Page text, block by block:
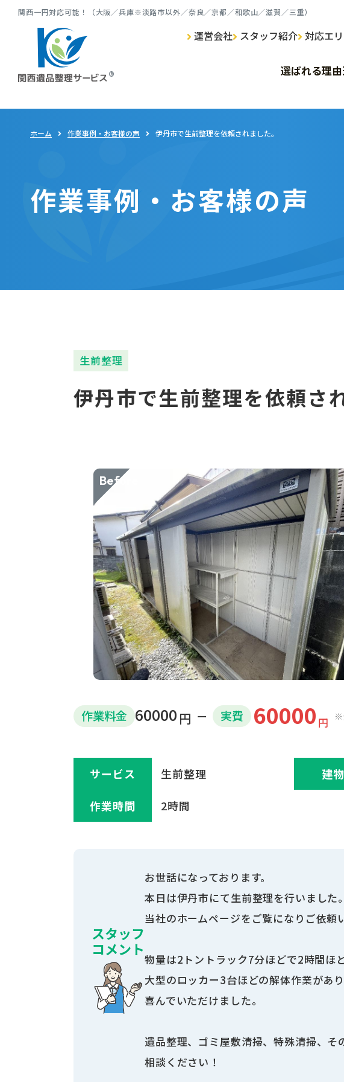
関⻄⼀円対応可能！（⼤阪／兵庫※淡路市以外／奈良／京都／和歌⼭／滋賀／三重）
運営会社 スタッフ紹介 対応エ
選ばれる理由
遺品整理 TOP
ゴミ屋敷清掃 TOP
生前整理 TOP
特殊清掃 TOP
サービス詳細
ホーム 作業事例・お客様の声 伊丹市で生前整理を依頼されました。
作業事例・お客様の声
生前整理
伊丹市で生前整理を依頼さ
Before
作業料金 60000 円 実費 60000 円 ※
サービス 生前整理 建物
作業時間 2時間
スタッフ
コメント
お世話になっております。
本日は伊丹市にて生前整理を行いました。
当社のホームページをご覧になりご依頼
物量は2トントラック7分ほどで2時間ほ
大型のロッカー3台ほどの解体作業があ
喜んでいただけました。
遺品整理、ゴミ屋敷清掃、特殊清掃、
相談ください！